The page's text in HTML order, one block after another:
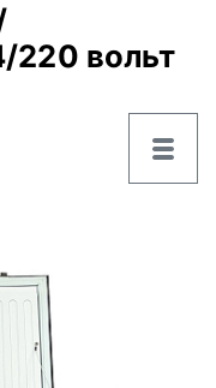
220 вольт